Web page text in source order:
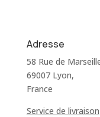
Adresse
58 Rue de
69007 Lyon,
France
Service de livraison